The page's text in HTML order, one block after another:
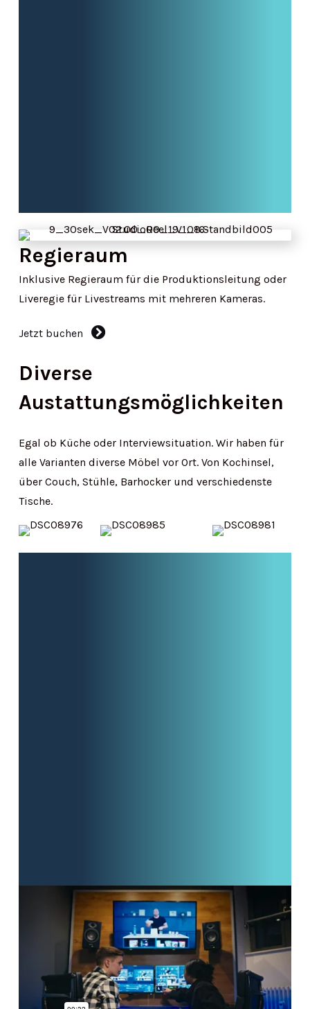
Regieraum
Inklusive Regieraum für die Produktionsleitung oder
Liveregie für Livestreams mit mehreren Kameras.
Jetzt buchen
Diverse
Austattungsmöglichkeiten
Egal ob Küche oder Interviewsituation. Wir haben für
alle Varianten diverse Möbel vor Ort. Von Kochinsel,
über Couch, Stühle, Barhocker und verschiedenste
Tische.